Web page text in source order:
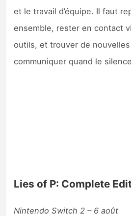
et le travail d’équipe. Il faut
ensemble, rester en contact
outils, et trouver de
communiquer quand le
Lies of P: Complete
Nintendo Switch 2 – 6 août